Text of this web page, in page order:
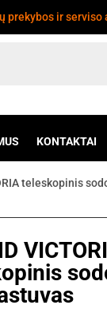
prekybos ir serviso
KONTAKTAI
teleskopinis